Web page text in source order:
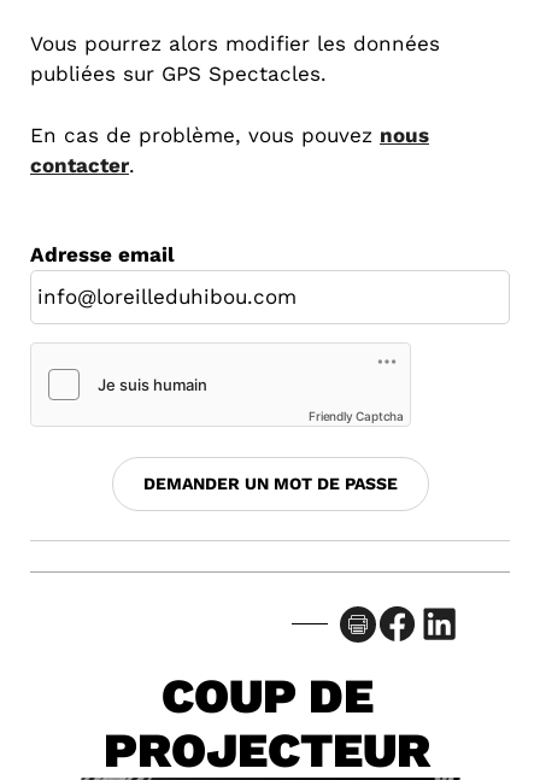
Vous pourrez alors modifier les données
publiées sur GPS Spectacles.
En cas de problème, vous pouvez nous
contacter.
Adresse email
Friendly Captcha
Facebook LinkedIn
COUP DE
PROJECTEUR